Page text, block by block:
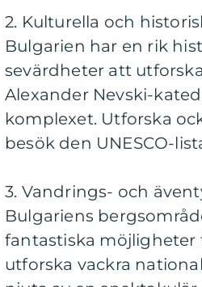
2. Kulturella och
Bulgarien har en rik
sevärdheter att
Alexander Nevski-
komplexet. Utforska
besök den UNESCO-
3. Vandrings- och
Bulgariens
fantastiska möjligheter
utforska vackra